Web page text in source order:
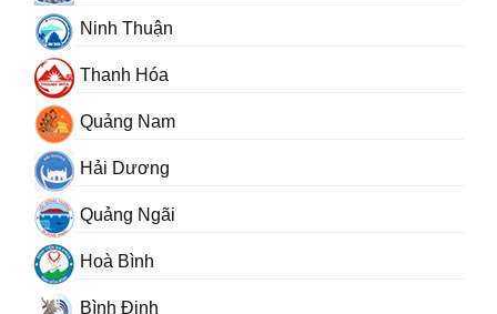
Ninh Thuận
Thanh Hóa
Quảng Nam
Hải Dương
Quảng Ngãi
Hoà Bình
Bình Định